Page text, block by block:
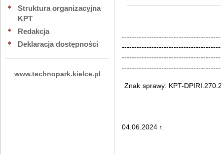
Struktura organizacyjna
KPT
Redakcja
Deklaracja dostępności
www.technopark.kielce.pl
Znak sprawy: KPT-
04.06.2024 r.